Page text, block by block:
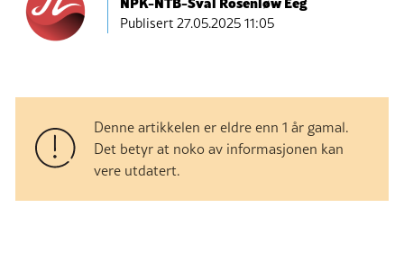
Publisert27.05.2025 11:05
Denne artikkelen er eldre enn 1 år gamal.
Det betyr at noko av informasjonen kan
vere utdatert.